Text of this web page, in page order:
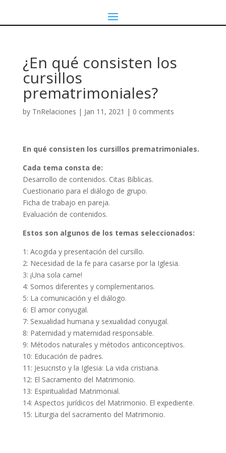
¿En qué consisten los
cursillos
prematrimoniales?
by TnRelaciones | Jan 11, 2021 | 0 comments
En qué consisten los cursillos prematrimoniales.
Cada tema consta de:
Desarrollo de contenidos. Citas Bíblicas.
Cuestionario para el diálogo de grupo.
Ficha de trabajo en pareja.
Evaluación de contenidos.
Estos son algunos de los temas seleccionados:
1: Acogida y presentación del cursillo.
2: Necesidad de la fe para casarse por la Iglesia.
3: ¡Una sola carne!
4: Somos diferentes y complementarios.
5: La comunicación y el diálogo.
6: El amor conyugal.
7: Sexualidad humana y sexualidad conyugal.
8: Paternidad y maternidad responsable.
9: Métodos naturales y métodos anticonceptivos.
10: Educación de padres.
11: Jesucristo y la Iglesia: La vida cristiana.
12: El Sacramento del Matrimonio.
13: Espiritualidad Matrimonial.
14: Aspectos jurídicos del Matrimonio. El expediente.
15: Liturgia del sacramento del Matrimonio.